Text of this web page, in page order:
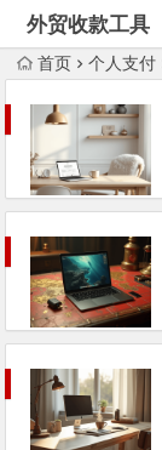
外贸收款工具
首页 个人支付